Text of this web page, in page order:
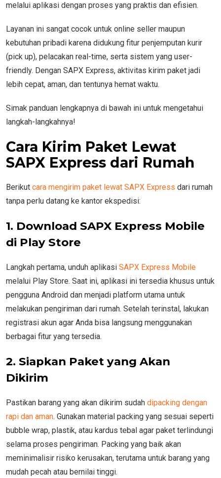
melalui aplikasi dengan proses yang praktis dan efisien.
Layanan ini sangat cocok untuk online seller maupun
kebutuhan pribadi karena didukung fitur penjemputan kurir
(pick up), pelacakan real-time, serta sistem yang user-
friendly. Dengan SAPX Express, aktivitas kirim paket jadi
lebih cepat, aman, dan tentunya hemat waktu.
Simak panduan lengkapnya di bawah ini untuk mengetahui
langkah-langkahnya!
Cara Kirim Paket Lewat
SAPX Express dari Rumah
Berikut cara mengirim paket lewat SAPX Express dari rumah
tanpa perlu datang ke kantor ekspedisi:
1. Download SAPX Express Mobile
di Play Store
Langkah pertama, unduh aplikasi SAPX Express Mobile
melalui Play Store. Saat ini, aplikasi ini tersedia khusus untuk
pengguna Android dan menjadi platform utama untuk
melakukan pengiriman dari rumah. Setelah terinstal, lakukan
registrasi akun agar Anda bisa langsung menggunakan
berbagai fitur yang tersedia.
2. Siapkan Paket yang Akan
Dikirim
Pastikan barang yang akan dikirim sudah dipacking dengan
rapi dan aman. Gunakan material packing yang sesuai seperti
bubble wrap, plastik, atau kardus tebal agar paket terlindungi
selama proses pengiriman. Packing yang baik akan
meminimalisir risiko kerusakan, terutama untuk barang yang
mudah pecah atau bernilai tinggi.